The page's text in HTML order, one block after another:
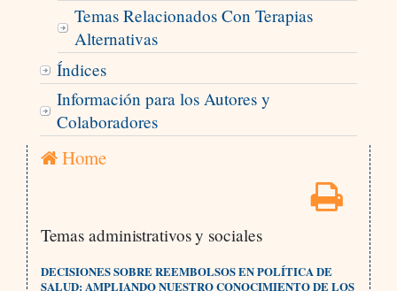
Temas Relacionados Con Terapias
Alternativas
Índices
Información para los Autores y
Colaboradores
Home
Temas administrativos y sociales
DECISIONES SOBRE REEMBOLSOS EN POLÍTICA DE
SALUD: AMPLIANDO NUESTRO CONOCIMIENTO DE LOS